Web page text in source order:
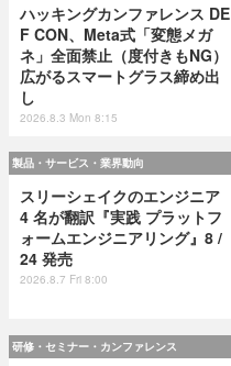
ハッキングカンファレンス DE
F CON、Meta式「変態メガ
ネ」全面禁止（度付きもNG）
広がるスマートグラス締め出
し
2026.8.3 Mon 8:15
製品・サービス・業界動向
スリーシェイクのエンジニア
4 名が翻訳『実践 プラットフ
ォームエンジニアリング』8 /
24 発売
2026.8.7 Fri 8:00
研修・セミナー・カンファレンス